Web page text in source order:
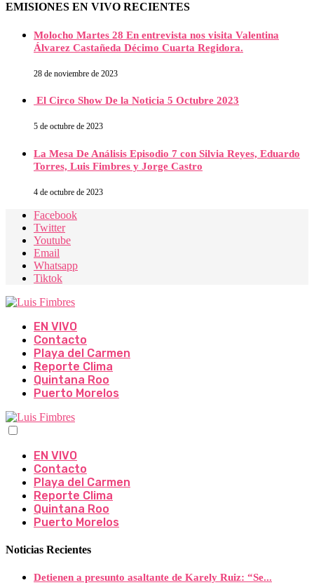
EMISIONES EN VIVO RECIENTES
Molocho Martes 28 En entrevista nos visita Valentina
Álvarez Castañeda Décimo Cuarta Regidora.
28 de noviembre de 2023
El Circo Show De la Noticia 5 Octubre 2023
5 de octubre de 2023
La Mesa De Análisis Episodio 7 con Silvia Reyes, Eduardo
Torres, Luis Fimbres y Jorge Castro
4 de octubre de 2023
Facebook
Twitter
Youtube
Email
Whatsapp
Tiktok
EN VIVO
Contacto
Playa del Carmen
Reporte Clima
Quintana Roo
Puerto Morelos
EN VIVO
Contacto
Playa del Carmen
Reporte Clima
Quintana Roo
Puerto Morelos
Noticias Recientes
Detienen a presunto asaltante de Karely Ruiz: “Se...